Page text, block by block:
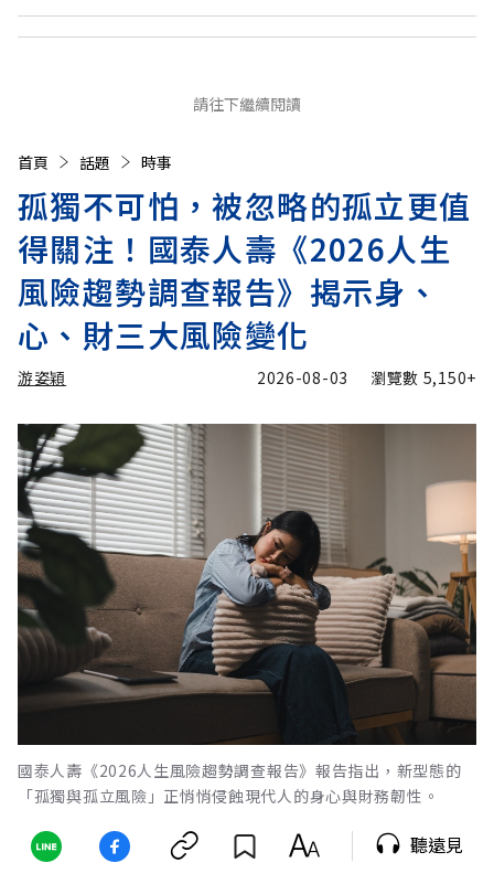
請往下繼續閱讀
首頁 話題 時事
孤獨不可怕，被忽略的孤立更值
得關注！國泰人壽《2026人生
風險趨勢調查報告》揭示身、
心、財三大風險變化
游姿穎 2026-08-03 瀏覽數 5,150+
國泰人壽《2026人生風險趨勢調查報告》報告指出，新型態的
「孤獨與孤立風險」正悄悄侵蝕現代人的身心與財務韌性。
聽遠見